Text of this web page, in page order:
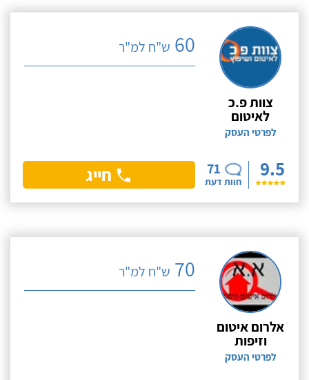
צוות פ.כ
לאיטום
לפרטי העסק
9.5
71
חוות דעת
60 ש"ח למ"ר
חייג
אלרום איטום
וזיפות
לפרטי העסק
70 ש"ח למ"ר